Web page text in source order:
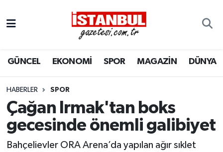
GÜNCEL EKONOMİ SPOR MAGAZİN DÜNYA
HABERLER SPOR
Çağan Irmak'tan boks
gecesinde önemli galibiyet
Bahçelievler ORA Arena’da yapılan ağır sıklet
EKONOMİ
İSTANBUL
DÜNYA
Nöbetçi Eczaneler
Hava Durumu
Trafik Durumu
Süper Lig Puan Durumu ve Fikstür